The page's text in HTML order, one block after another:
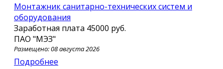
Монтажник санитарно-технических систем и
оборудования
Заработная плата 45000 руб.
ПАО "МЭЗ"
Размещено: 08 августа 2026
Подробнее